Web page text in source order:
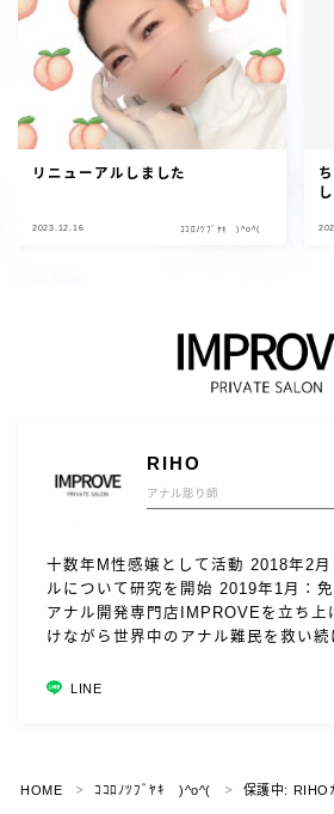
リニューアルしました
2023.12.16 ｺｺﾛﾉﾂﾌﾞﾔｷ )^o^(
RIHO
アナル彫り師
十数年M性感嬢として活動 2018年2
ルについて研究を開始 2019年1月：
アナル開発専門店IMPROVEを立ち上
けながら世界中のアナル難民を救い続
LINE
HOME ＞ ｺｺﾛﾉﾂﾌﾞﾔｷ )^o^( ＞ 保護中: RIHO